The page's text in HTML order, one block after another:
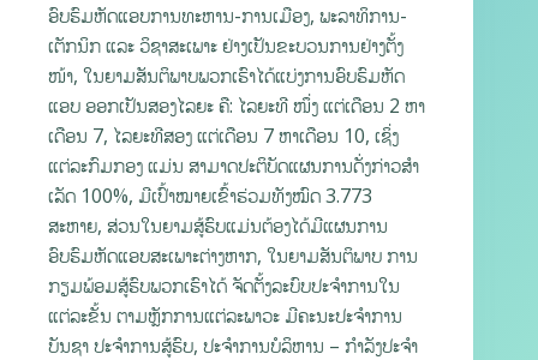
ອົບຮົມຫັດແອບການທະຫານ-ການເມືອງ, ພະລາທິການ-
ເຕັກນິກ ແລະ ວິຊາສະເພາະ ຢ່າງເປັນຂະບວນການຢ່າງຕັ້ງ
ໜ້າ, ໃນຍາມສັນຕິພາບພວກເຮົາໄດ້ແບ່ງການອົບຮົມຫັດ
ແອບ ອອກເປັນສອງໄລຍະ ຄື: ໄລຍະທີ ໜຶ່ງ ແຕ່ເດືອນ 2 ຫາ
ເດືອນ 7, ໄລຍະທີສອງ ແຕ່ເດືອນ 7 ຫາເດືອນ 10, ເຊິ່ງ
ແຕ່ລະກົມກອງ ແມ່ນ ສາມາດປະຕິບັດແຜນການດັ່ງກ່າວສໍາ
ເລັດ 100%, ມີເປົ້າໝາຍເຂົ້າຮ່ວມທັງໝົດ 3.773
ສະຫາຍ, ສ່ວນໃນຍາມສູ້ຮົບແມ່ນຕ້ອງໄດ້ມີແຜນການ
ອົບຮົມຫັດແອບສະເພາະຕ່າງຫາກ, ໃນຍາມສັນຕິພາບ ການ
ກຽມພ້ອມສູ້ຮົບພວກເຮົາໄດ້ ຈັດຕັ້ງລະບົບປະຈຳການໃນ
ແຕ່ລະຂັ້ນ ຕາມຫຼັກການແຕ່ລະພາວະ ມີຄະນະປະຈຳການ
ບັນຊາ ປະຈຳການສູ້ຮົບ, ປະຈຳການບໍລິຫານ – ກໍາລັງປະຈໍາ